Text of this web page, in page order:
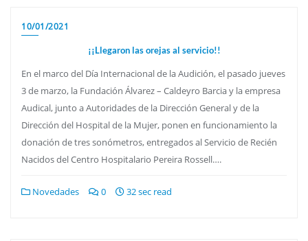
10/01/2021
¡¡Llegaron las orejas al servicio!!
En el marco del Día Internacional de la Audición, el pasado jueves
3 de marzo, la Fundación Álvarez – Caldeyro Barcia y la empresa
Audical, junto a Autoridades de la Dirección General y de la
Dirección del Hospital de la Mujer, ponen en funcionamiento la
donación de tres sonómetros, entregados al Servicio de Recién
Nacidos del Centro Hospitalario Pereira Rossell….
Novedades 0 32 sec read